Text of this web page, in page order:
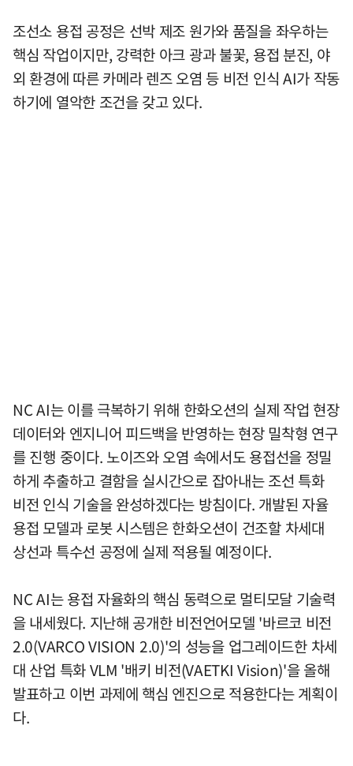
조선소 용접 공정은 선박 제조 원가와 품질을 좌우하는
핵심 작업이지만, 강력한 아크 광과 불꽃, 용접 분진, 야
외 환경에 따른 카메라 렌즈 오염 등 비전 인식 AI가 작동
하기에 열악한 조건을 갖고 있다.
NC AI는 이를 극복하기 위해 한화오션의 실제 작업 현장
데이터와 엔지니어 피드백을 반영하는 현장 밀착형 연구
를 진행 중이다. 노이즈와 오염 속에서도 용접선을 정밀
하게 추출하고 결함을 실시간으로 잡아내는 조선 특화
비전 인식 기술을 완성하겠다는 방침이다. 개발된 자율
용접 모델과 로봇 시스템은 한화오션이 건조할 차세대
상선과 특수선 공정에 실제 적용될 예정이다.
NC AI는 용접 자율화의 핵심 동력으로 멀티모달 기술력
을 내세웠다. 지난해 공개한 비전언어모델 '바르코 비전
2.0(VARCO VISION 2.0)'의 성능을 업그레이드한 차세
대 산업 특화 VLM '배키 비전(VAETKI Vision)'을 올해
발표하고 이번 과제에 핵심 엔진으로 적용한다는 계획이
다.